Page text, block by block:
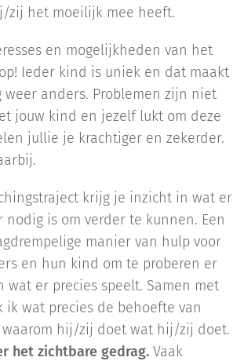
zij het moeilijk mee heeft.
en mogelijkheden van het
Ieder kind is uniek en dat maakt
weer anders. Problemen zijn niet
jouw kind en jezelf lukt om deze
jullie je krachtiger en zekerder.
krijg je inzicht in wat er
nodig is om verder te kunnen. Een
manier van hulp voor
en hun kind om te proberen er
wat er precies speelt. Samen met
ik wat precies de behoefte van
hij/zij doet wat hij/zij doet.
het zichtbare gedrag. Vaak